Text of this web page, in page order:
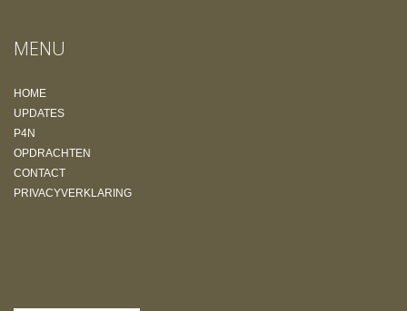
MENU
HOME
UPDATES
P4N
OPDRACHTEN
CONTACT
PRIVACYVERKLARING